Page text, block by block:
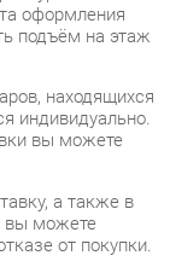
находящихся
вы можете
а также в
можете
от покупки.
Если Вы
.